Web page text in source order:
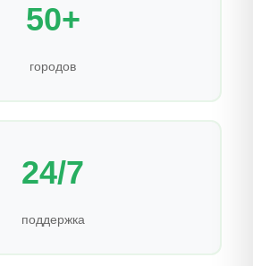
50+
городов
24/7
поддержка